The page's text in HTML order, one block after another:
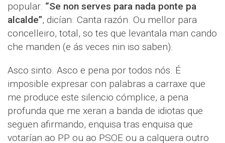
popular. “Se non serves para nada ponte pa
alcalde”, dicían. Canta razón. Ou mellor para
concelleiro, total, so tes que levantala man cando
che manden (e ás veces nin iso saben).
Asco sinto. Asco e pena por todos nós. É
imposible expresar con palabras a carraxe que
me produce este silencio cómplice, a pena
profunda que me xeran a banda de idiotas que
seguen afirmando, enquisa tras enquisa que
votarían ao PP ou ao PSOE ou a calquera outro